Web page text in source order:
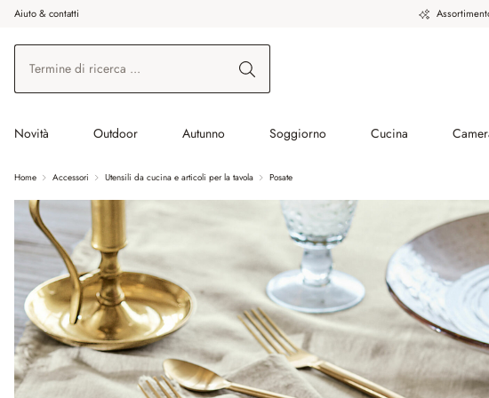
al contenuto principale
Vai alla ricerca
Vai alla navigazione principale
Aiuto & contatti
Novità Outdoor Autunno Soggiorno Cucina
Home Accessori Utensili da cucina e articoli per la tavola Posate